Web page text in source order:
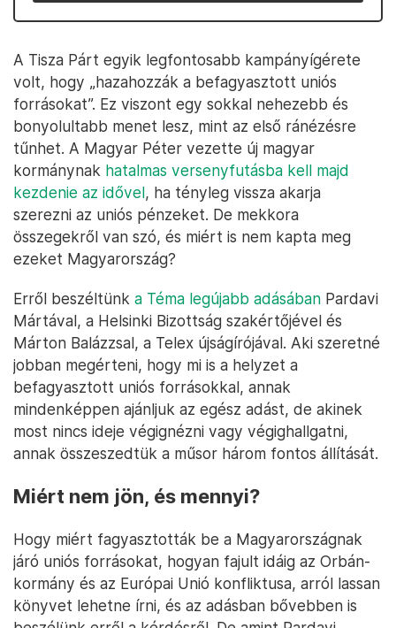
A Tisza Párt egyik legfontosabb kampányígérete
volt, hogy „hazahozzák a befagyasztott uniós
forrásokat”. Ez viszont egy sokkal nehezebb és
bonyolultabb menet lesz, mint az első ránézésre
tűnhet. A Magyar Péter vezette új magyar
kormánynak hatalmas versenyfutásba kell majd
kezdenie az idővel, ha tényleg vissza akarja
szerezni az uniós pénzeket. De mekkora
összegekről van szó, és miért is nem kapta meg
ezeket Magyarország?
Erről beszéltünk a Téma legújabb adásában Pardavi
Mártával, a Helsinki Bizottság szakértőjével és
Márton Balázzsal, a Telex újságírójával. Aki szeretné
jobban megérteni, hogy mi is a helyzet a
befagyasztott uniós forrásokkal, annak
mindenképpen ajánljuk az egész adást, de akinek
most nincs ideje végignézni vagy végighallgatni,
annak összeszedtük a műsor három fontos állítását.
Miért nem jön, és mennyi?
Hogy miért fagyasztották be a Magyarországnak
járó uniós forrásokat, hogyan fajult idáig az Orbán-
kormány és az Európai Unió konfliktusa, arról lassan
könyvet lehetne írni, és az adásban bővebben is